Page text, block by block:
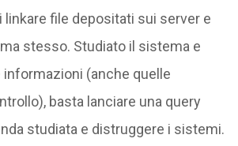
linkare file depositati sui server e
stesso. Studiato il sistema e
(anche quelle
basta lanciare una query
studiata e distruggere i sistemi.